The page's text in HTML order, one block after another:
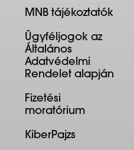
MNB tájékoztatók
Ügyféljogok az
Általános
Adatvédelmi
Rendelet alapján
Fizetési
moratórium
KiberPajzs